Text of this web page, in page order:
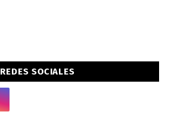
REDES SOCIALES